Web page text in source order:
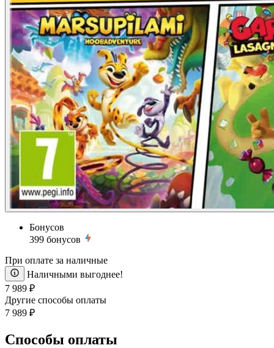
Бонусов
399 бонусов
При оплате за наличные
Наличными выгоднее!
7 989 ₽
Другие способы оплаты
7 989 ₽
Способы оплаты